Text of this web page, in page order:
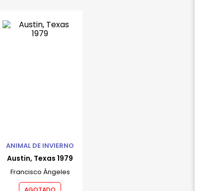
ANIMAL DE INVIERNO
Austin, Texas 1979
Francisco Ángeles